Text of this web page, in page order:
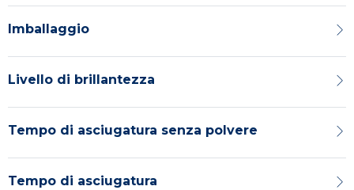
Imballaggio
Livello di brillantezza
Tempo di asciugatura senza polvere
Tempo di asciugatura